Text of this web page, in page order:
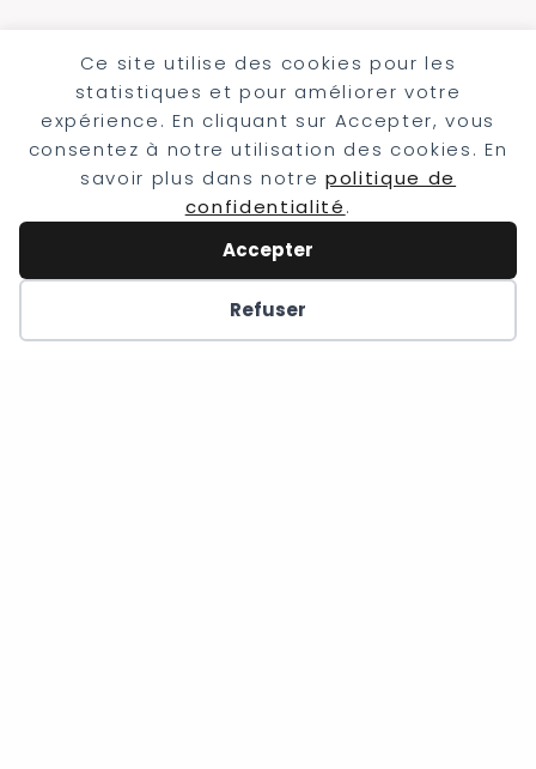
Ce site utilise des cookies pour les
statistiques et pour améliorer votre
expérience. En cliquant sur Accepter, vous
consentez à notre utilisation des cookies. En
savoir plus dans notrepolitique de
confidentialité.
Accepter
Refuser